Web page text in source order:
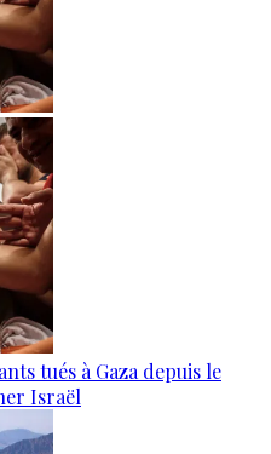
tués à Gaza depuis le
Israël